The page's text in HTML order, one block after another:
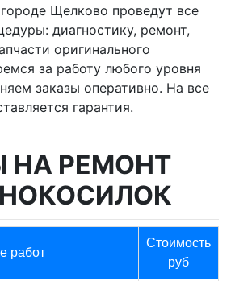
Щелково проведут все
диагностику, ремонт,
оригинального
за работу любого уровня
заказы оперативно. На все
гарантия.
НА РЕМОНТ
работ
Стоимость
руб